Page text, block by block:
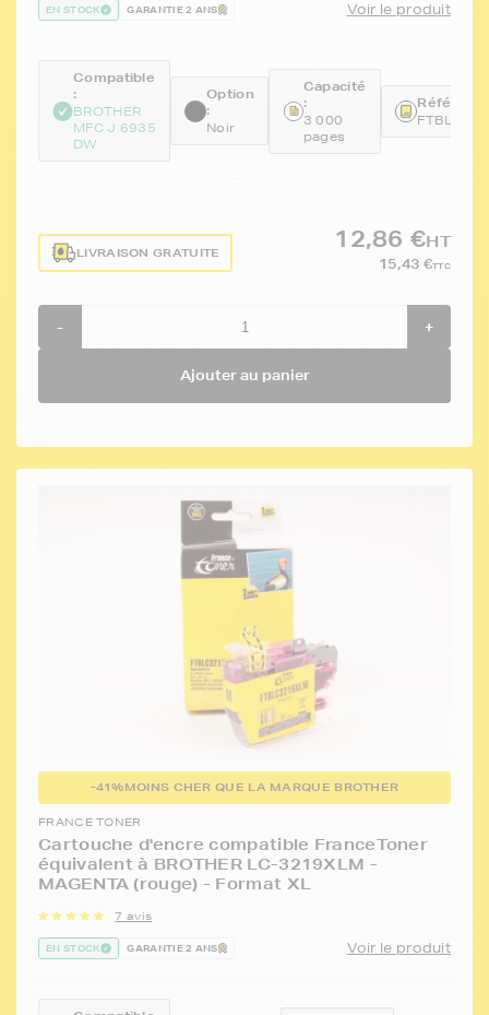
EN STOCK GARANTIE 2 ANS Voir le produit
Compatible
:
BROTHER
MFC J 6935
DW
Option
:
Noir
Capacité
:
3 000
pages
LIVRAISON GRATUITE
12,86 €HT
15,43 €TTC
- +
Ajouter au panier
-41%MOINS CHER QUE LA MARQUE BROTHER
FRANCE TONER
Cartouche d'encre compatible FranceToner
équivalent à BROTHER LC-3219XLM -
MAGENTA (rouge) - Format XL
7 avis
EN STOCK GARANTIE 2 ANS Voir le produit